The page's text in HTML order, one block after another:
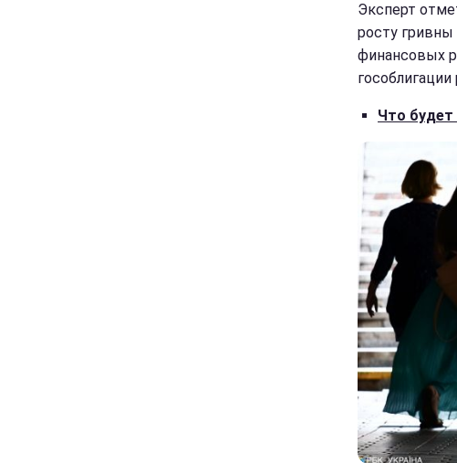
Эксперт
росту
финансовых
Что будет